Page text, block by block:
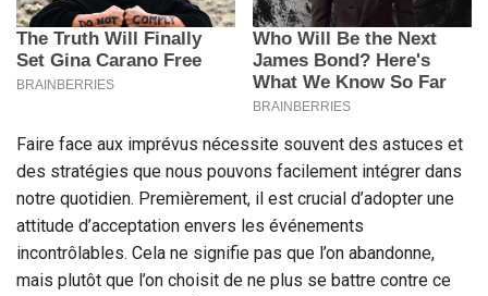
Faire face aux imprévus nécessite souvent des astuces et
des stratégies que nous pouvons facilement intégrer dans
notre quotidien. Premièrement, il est crucial d’adopter une
attitude d’acceptation envers les événements
incontrôlables. Cela ne signifie pas que l’on abandonne,
mais plutôt que l’on choisit de ne plus se battre contre ce